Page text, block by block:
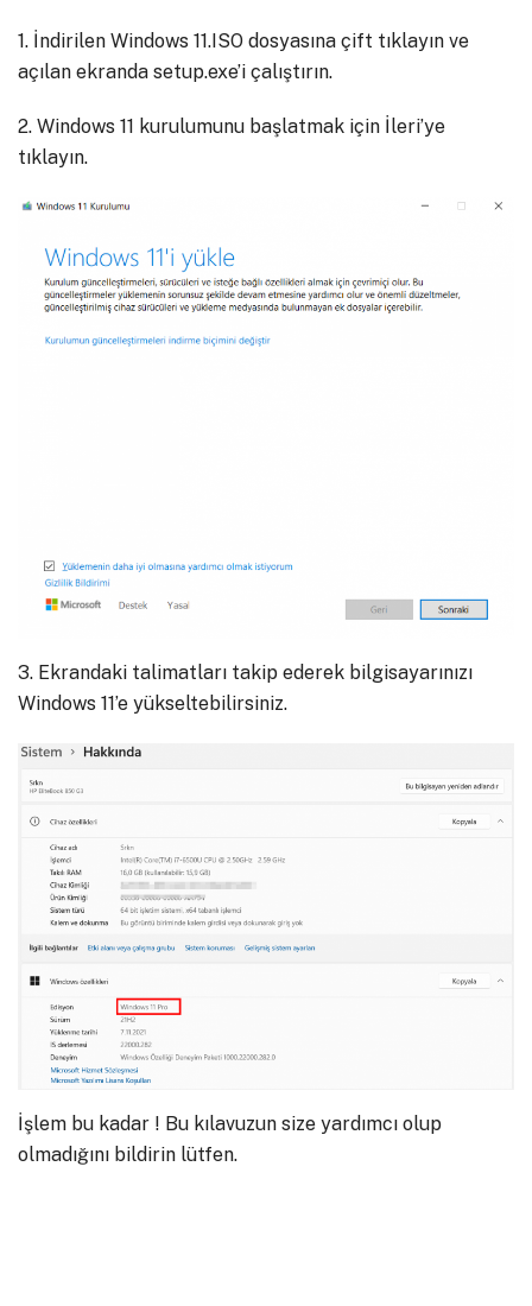
1. İndirilen Windows 11.ISO dosyasına çift ​​tıklayın ve
açılan ekranda setup.exe’i çalıştırın.
2. Windows 11 kurulumunu başlatmak için İleri’ye
tıklayın.
3. Ekrandaki talimatları takip ederek bilgisayarınızı
Windows 11’e yükseltebilirsiniz.
İşlem bu kadar ! Bu kılavuzun size yardımcı olup
olmadığını bildirin lütfen.